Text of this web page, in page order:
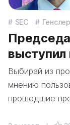
SEC Генслер
выступил
Выбирай из
мнению
прошедшие